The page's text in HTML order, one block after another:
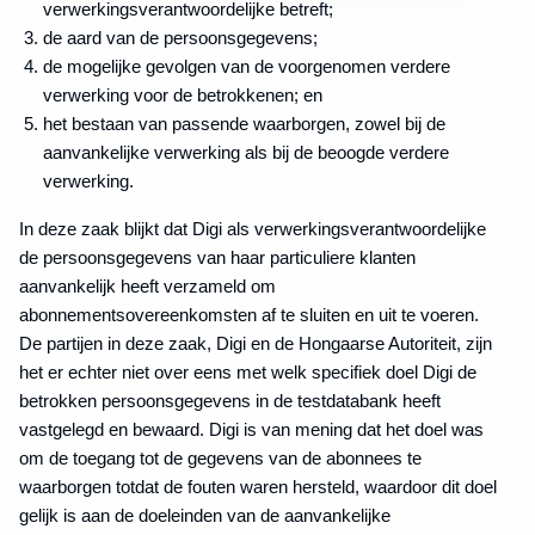
verwerkingsverantwoordelijke betreft;
de aard van de persoonsgegevens;
de mogelijke gevolgen van de voorgenomen verdere
verwerking voor de betrokkenen; en
het bestaan van passende waarborgen, zowel bij de
aanvankelijke verwerking als bij de beoogde verdere
verwerking.
In deze zaak blijkt dat Digi als verwerkingsverantwoordelijke
de persoonsgegevens van haar particuliere klanten
aanvankelijk heeft verzameld om
abonnementsovereenkomsten af te sluiten en uit te voeren.
De partijen in deze zaak, Digi en de Hongaarse Autoriteit, zijn
het er echter niet over eens met welk specifiek doel Digi de
betrokken persoonsgegevens in de testdatabank heeft
vastgelegd en bewaard. Digi is van mening dat het doel was
om de toegang tot de gegevens van de abonnees te
waarborgen totdat de fouten waren hersteld, waardoor dit doel
gelijk is aan de doeleinden van de aanvankelijke